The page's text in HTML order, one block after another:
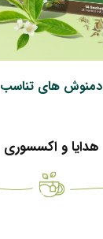
دمنوش های تناسب
هدایا و اکسسوری